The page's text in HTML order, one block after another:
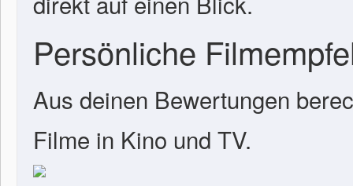
Persönliche
Aus deinen Bewertungen
Filme in Kino und TV.